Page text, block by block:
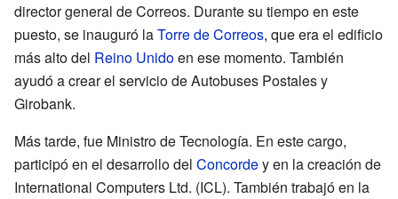
director general de Correos. Durante su tiempo en este
puesto, se inauguró laTorre de Correos, que era el edificio
más alto del Reino Unidoen ese momento. También
ayudó a crear el servicio de Autobuses Postales y
Girobank.
Más tarde, fue Ministro de Tecnología. En este cargo,
participó en el desarrollo del Concordey en la creación de
International Computers Ltd. (ICL). También trabajó en la